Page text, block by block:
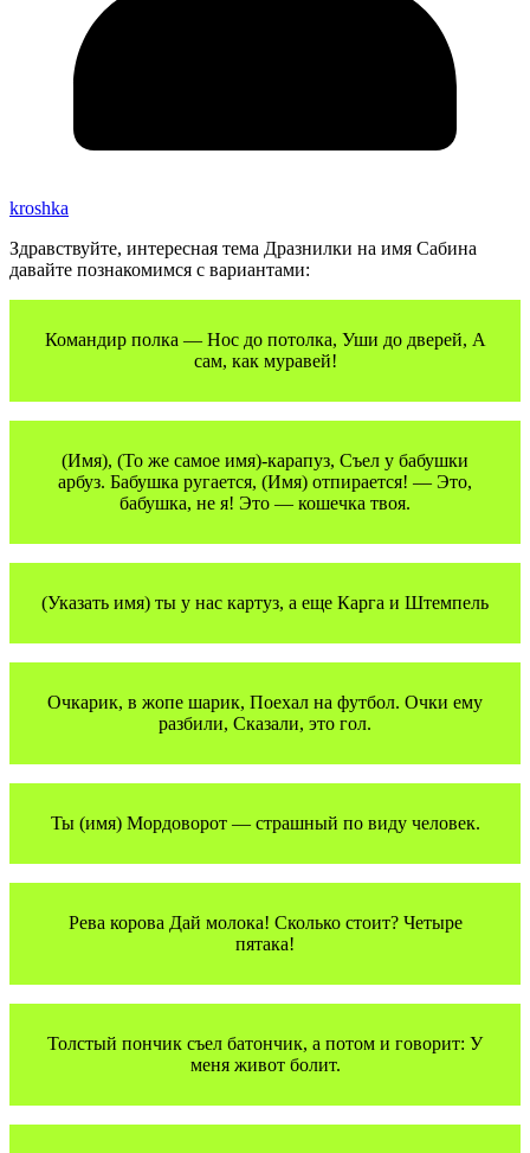
kroshka
Здравствуйте, интересная тема Дразнилки на имя Сабина
давайте познакомимся с вариантами:
Командир полка — Нос до потолка, Уши до дверей, А
сам, как муравей!
(Имя), (То же самое имя)-карапуз, Съел у бабушки
арбуз. Бабушка ругается, (Имя) отпирается! — Это,
бабушка, не я! Это — кошечка твоя.
(Указать имя) ты у нас картуз, а еще Карга и Штемпель
Очкарик, в жопе шарик, Поехал на футбол. Очки ему
разбили, Сказали, это гол.
Ты (имя) Мордоворот — страшный по виду человек.
Рева корова Дай молока! Сколько стоит? Четыре
пятака!
Толстый пончик съел батончик, а потом и говорит: У
меня живот болит.